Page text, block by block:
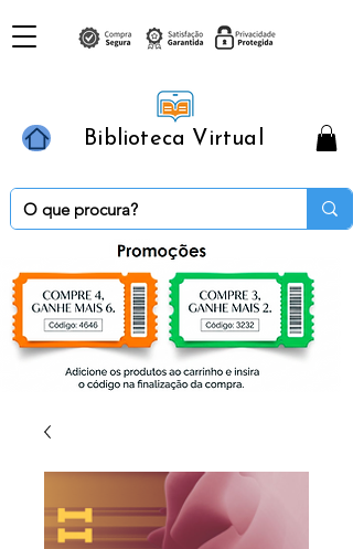
Biblioteca Virtual